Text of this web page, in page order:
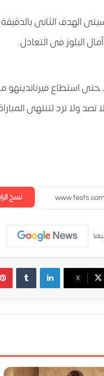
البلوز فى التعادل.
ولا ترد لتنتهى
نسخ
‫X
لينكدإن ‏Tumblr